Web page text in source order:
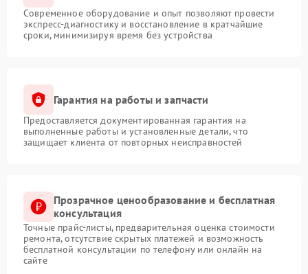
Современное оборудование и опыт позволяют провести
экспресс-диагностику и восстановление в кратчайшие
сроки, минимизируя время без устройства
Гарантия на работы и запчасти
Предоставляется документированная гарантия на
выполненные работы и установленные детали, что
защищает клиента от повторных неисправностей
Прозрачное ценообразование и бесплатная
консультация
Точные прайс-листы, предварительная оценка стоимости
ремонта, отсутствие скрытых платежей и возможность
бесплатной консультации по телефону или онлайн на
сайте